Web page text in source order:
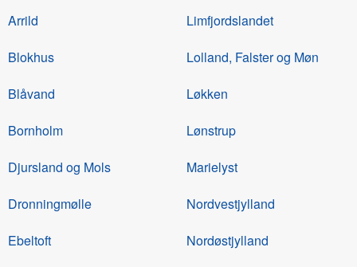
Arrild
Blokhus
Blåvand
Bornholm
Djursland og Mols
Dronningmølle
Ebeltoft
Limfjordslandet
Lolland, Falster og Møn
Løkken
Lønstrup
Marielyst
Nordvestjylland
Nordøstjylland